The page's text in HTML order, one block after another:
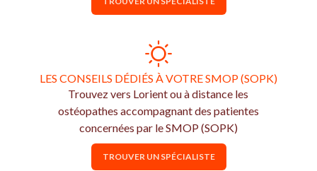
LES CONSEILS DÉDIÉS À VOTRE SMOP (SOPK)
Trouvez vers Lorient ou à distance les
ostéopathes accompagnant des patientes
concernées par le SMOP (SOPK)
TROUVER UN SPÉCIALISTE